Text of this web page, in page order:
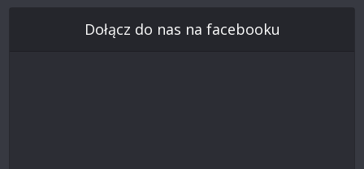
Dołącz do nas na facebooku